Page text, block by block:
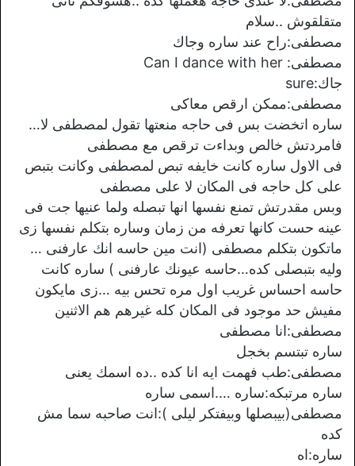
متقلقوش ..سلام
مصطفى:راح عند ساره وجاك
مصطفى: Can I dance with her
جاك:sure
مصطفى:ممكن ارقص معاكى
ساره اتخضت بس فى حاجه منعتها تقول لمصطفى لا…
فامردتش خالص وبداءت ترقص مع مصطفى
فى الاول ساره كانت خايفه تبص لمصطفى وكانت بتبص
على كل حاجه فى المكان لا على مصطفى
وبس مقدرتش تمنع نفسها انها تبصله ولما عنيها جت فى
عينه حست كانها تعرفه من زمان وساره بتكلم نفسها زى
ماتكون بتكلم مصطفى (انت مين حاسه انك عارفنى …
وليه بتبصلى كده…حاسه عيونك عارفنى ) ساره كانت
حاسه احساس غريب اول مره تحس بيه …زى مايكون
مفيش حد موجود فى المكان كله غيرهم هم الاثنين
مصطفى:انا مصطفى
ساره تبتسم بخجل
مصطفى:طب فهمت ايه انا كده ..ده اسمك يعنى
ساره مرتبكه:ساره ….اسمى ساره
مصطفى(بيبصلها وبيفتكر ليلى ):انت صاحبه سما مش
كده
ساره:اه